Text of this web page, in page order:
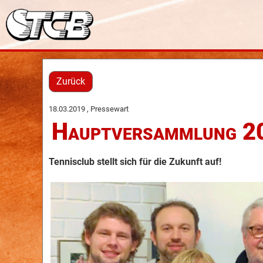
Zurück
18.03.2019 , Pressewart
Hauptversammlung
Tennisclub stellt sich für die Zukunft auf!